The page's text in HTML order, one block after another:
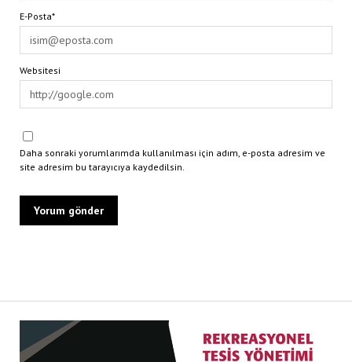
E-Posta*
Websitesi
Daha sonraki yorumlarımda kullanılması için adım, e-posta adresim ve
site adresim bu tarayıcıya kaydedilsin.